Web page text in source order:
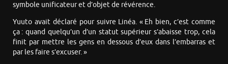
symbole unificateur et d’objet de révérence.
Yuuto avait déclaré pour suivre Linéa. « Eh bien, c’est comme
ça : quand quelqu’un d’un statut supérieur s’abaisse trop, cela
finit par mettre les gens en dessous d’eux dans l’embarras et
par les faire s’excuser. »